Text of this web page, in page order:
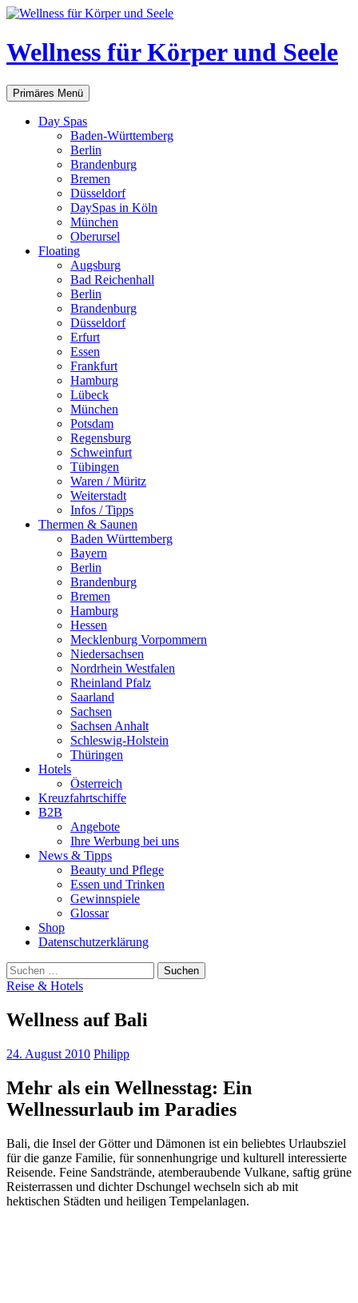
Zum
springen
Wellness für Körper und Seele
Suchen
Primäres Menü
Day Spas
Baden-Württemberg
Berlin
Brandenburg
Bremen
Düsseldorf
DaySpas in Köln
München
Oberursel
Floating
Augsburg
Bad Reichenhall
Berlin
Brandenburg
Düsseldorf
Erfurt
Essen
Frankfurt
Hamburg
Lübeck
München
Potsdam
Regensburg
Schweinfurt
Tübingen
Waren / Müritz
Weiterstadt
Infos / Tipps
Thermen & Saunen
Baden Württemberg
Bayern
Berlin
Brandenburg
Bremen
Hamburg
Hessen
Mecklenburg Vorpommern
Niedersachsen
Nordrhein Westfalen
Rheinland Pfalz
Saarland
Sachsen
Sachsen Anhalt
Schleswig-Holstein
Thüringen
Hotels
Österreich
Kreuzfahrtschiffe
B2B
Angebote
Ihre Werbung bei uns
News & Tipps
Beauty und Pflege
Essen und Trinken
Gewinnspiele
Glossar
Shop
Datenschutzerklärung
Suchen
nach:
Reise & Hotels
Wellness auf Bali
24. August 2010 Philipp
Mehr als ein Wellnesstag: Ein
Wellnessurlaub im Paradies
Bali, die Insel der Götter und Dämonen ist ein beliebtes Urlaubsziel
für die ganze Familie, für sonnenhungrige und kulturell interessierte
Reisende. Feine Sandstrände, atemberaubende Vulkane, saftig grüne
Reisterrassen und dichter Dschungel wechseln sich ab mit
hektischen Städten und heiligen Tempelanlagen.